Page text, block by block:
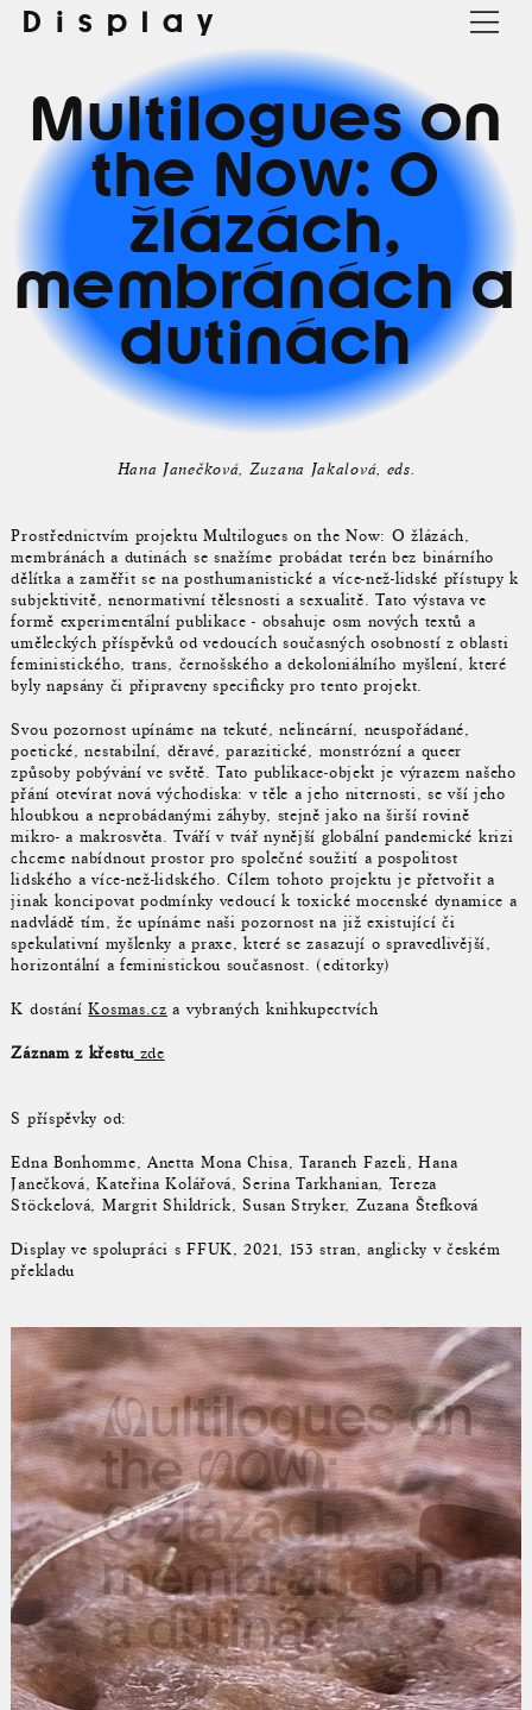
Display
Multilogues on
the Now: O
žlázách,
membránách a
dutinách
Hana Janečková Zuzana Jakalová eds.
Prostřednictvím projektu Multilogues on the Now: O žlázách,
membránách a dutinách se snažíme probádat terén bez binárního
dělítka a zaměřit se na posthumanistické a více-než-lidské přístupy k
subjektivitě, nenormativní tělesnosti a sexualitě. Tato výstava ve
formě experimentální publikace - obsahuje osm nových textů a
uměleckých příspěvků od vedoucích současných osobností z oblasti
feministického, trans, černošského a dekoloniálního myšlení, které
byly napsány či připraveny specificky pro tento projekt.
Svou pozornost upínáme na tekuté, nelineární, neuspořádané,
poetické, nestabilní, děravé, parazitické, monstrózní a queer
způsoby pobývání ve světě. Tato publikace-objekt je výrazem našeho
přání otevírat nová východiska: v těle a jeho niternosti, se vší jeho
hloubkou a neprobádanými záhyby, stejně jako na širší rovině
mikro- a makrosvěta. Tváří v tvář nynější globální pandemické krizi
chceme nabídnout prostor pro společné soužití a pospolitost
lidského a více-než-lidského. Cílem tohoto projektu je přetvořit a
jinak koncipovat podmínky vedoucí k toxické mocenské dynamice a
nadvládě tím, že upínáme naši pozornost na již existující či
spekulativní myšlenky a praxe, které se zasazují o spravedlivější,
horizontální a feministickou současnost. (editorky)
K dostáníKosmas.cz a vybraných knihkupectvích
Záznam z křestuzde
S příspěvky od:
Edna Bonhomme, Anetta Mona Chisa, Taraneh Fazeli, Hana
Janečková, Kateřina Kolářová, Serina Tarkhanian, Tereza
Stöckelová, Margrit Shildrick, Susan Stryker, Zuzana Štefková
Display ve spolupráci s FFUK, 2021, 153 stran, anglicky v českém
překladu